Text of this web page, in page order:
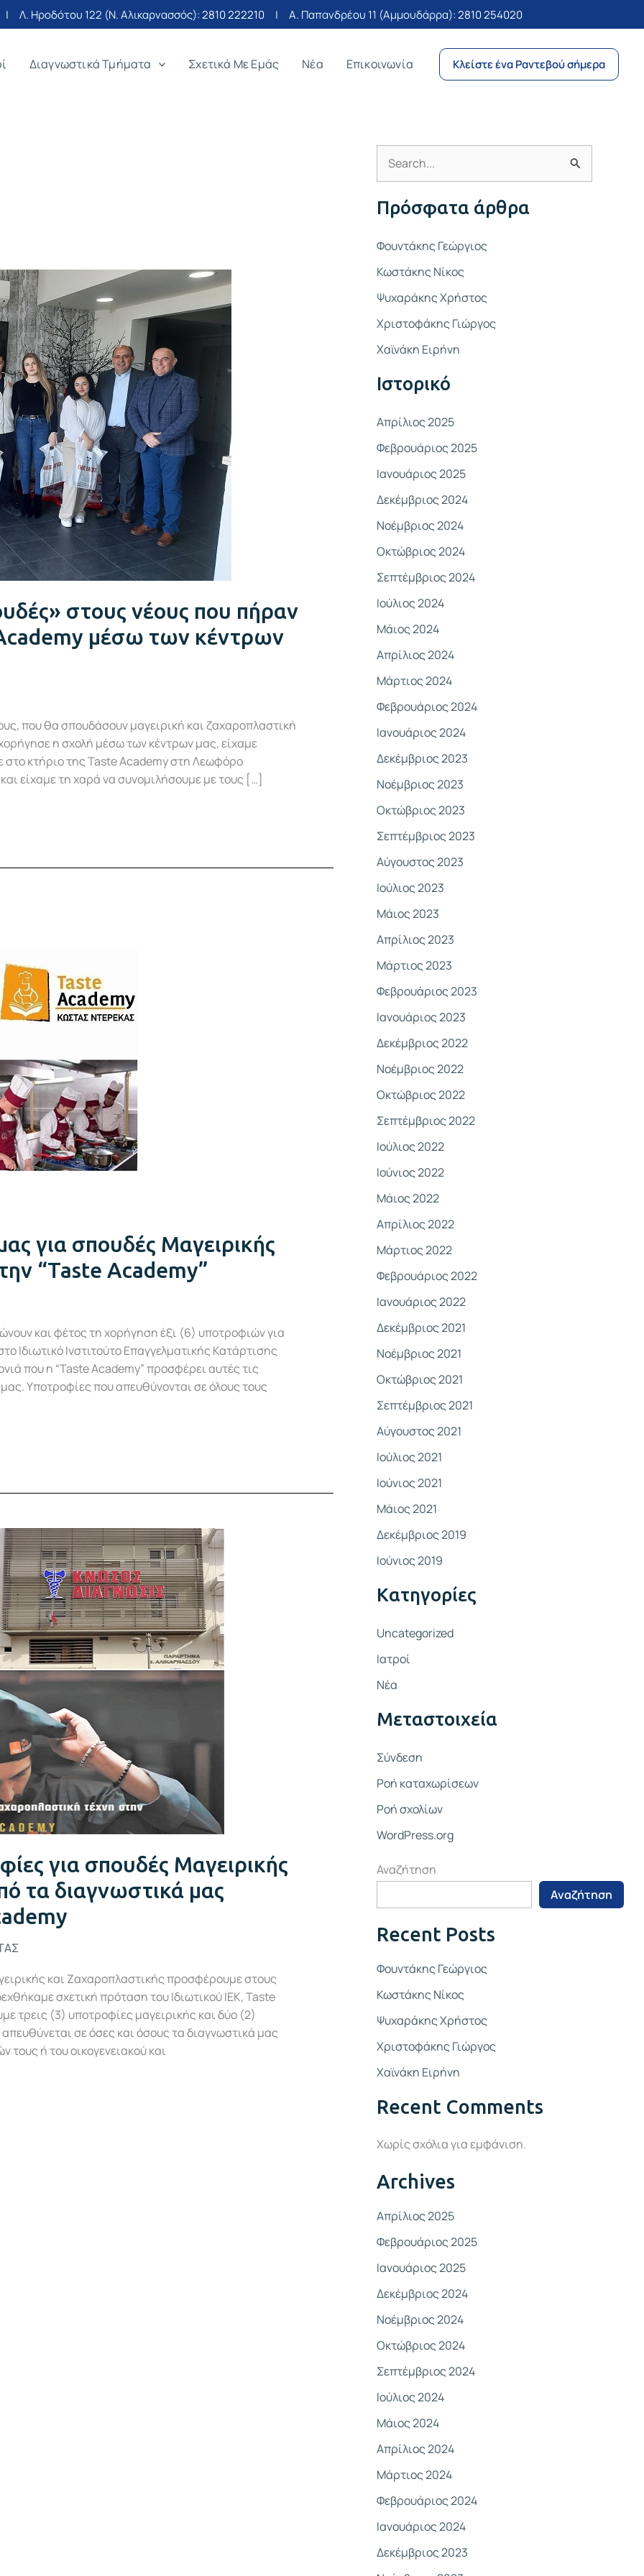
| Λ. Ηροδότου 122 (Ν. Αλικαρνασσός):2810 222210 | Α. Παπανδρέου 11 (Αμμουδάρρα):2810 254020
Διαγνωστικά Τμήματα Σχετικά Με Εμάς Νέα Επικοινωνία Κλείστε ένα Ραντεβού σήμερα
στους νέους που πήραν
μέσω των κέντρων
που θα σπουδάσουν μαγειρική και ζαχαροπλαστική
η σχολή μέσω των κέντρων μας, είχαμε
κτήριο της Taste Academy στη Λεωφόρο
είχαμε τη χαρά να συνομιλήσουμε με τους […]
για σπουδές Μαγειρικής
“Taste Academy”
και φέτος τη χορήγηση έξι (6) υποτροφιών για
Ιδιωτικό Ινστιτούτο Επαγγελματικής Κατάρτισης
που η “Taste Academy” προσφέρει αυτές τις
Υποτροφίες που απευθύνονται σε όλους τους
για σπουδές Μαγειρικής
τα διαγνωστικά μας
και Ζαχαροπλαστικής προσφέρουμε στους
σχετική πρόταση του Ιδιωτικού ΙΕΚ, Taste
τρεις (3) υποτροφίες μαγειρικής και δύο (2)
σε όσες και όσους τα διαγνωστικά μας
τους ή του οικογενειακού και
α
τ
η
σ
η
α
:
Πρόσφατα άρθρα
Φουντάκης Γεώργιος
Κωστάκης Νίκος
Ψυχαράκης Χρήστος
Χριστοφάκης Γιώργος
Χαϊνάκη Ειρήνη
Ιστορικό
Απρίλιος 2025
Φεβρουάριος 2025
Ιανουάριος 2025
Δεκέμβριος 2024
Νοέμβριος 2024
Οκτώβριος 2024
Σεπτέμβριος 2024
Ιούλιος 2024
Μάιος 2024
Απρίλιος 2024
Μάρτιος 2024
Φεβρουάριος 2024
Ιανουάριος 2024
Δεκέμβριος 2023
Νοέμβριος 2023
Οκτώβριος 2023
Σεπτέμβριος 2023
Αύγουστος 2023
Ιούλιος 2023
Μάιος 2023
Απρίλιος 2023
Μάρτιος 2023
Φεβρουάριος 2023
Ιανουάριος 2023
Δεκέμβριος 2022
Νοέμβριος 2022
Οκτώβριος 2022
Σεπτέμβριος 2022
Ιούλιος 2022
Ιούνιος 2022
Μάιος 2022
Απρίλιος 2022
Μάρτιος 2022
Φεβρουάριος 2022
Ιανουάριος 2022
Δεκέμβριος 2021
Νοέμβριος 2021
Οκτώβριος 2021
Σεπτέμβριος 2021
Αύγουστος 2021
Ιούλιος 2021
Ιούνιος 2021
Μάιος 2021
Δεκέμβριος 2019
Ιούνιος 2019
Kατηγορίες
Uncategorized
Ιατροί
Νέα
Μεταστοιχεία
Σύνδεση
Ροή καταχωρίσεων
Ροή σχολίων
WordPress.org
Αναζήτηση
Αναζήτηση
Recent Posts
Φουντάκης Γεώργιος
Κωστάκης Νίκος
Ψυχαράκης Χρήστος
Χριστοφάκης Γιώργος
Χαϊνάκη Ειρήνη
Recent Comments
Χωρίς σχόλια για εμφάνιση.
Archives
Απρίλιος 2025
Φεβρουάριος 2025
Ιανουάριος 2025
Δεκέμβριος 2024
Νοέμβριος 2024
Οκτώβριος 2024
Σεπτέμβριος 2024
Ιούλιος 2024
Μάιος 2024
Απρίλιος 2024
Μάρτιος 2024
Φεβρουάριος 2024
Ιανουάριος 2024
Δεκέμβριος 2023